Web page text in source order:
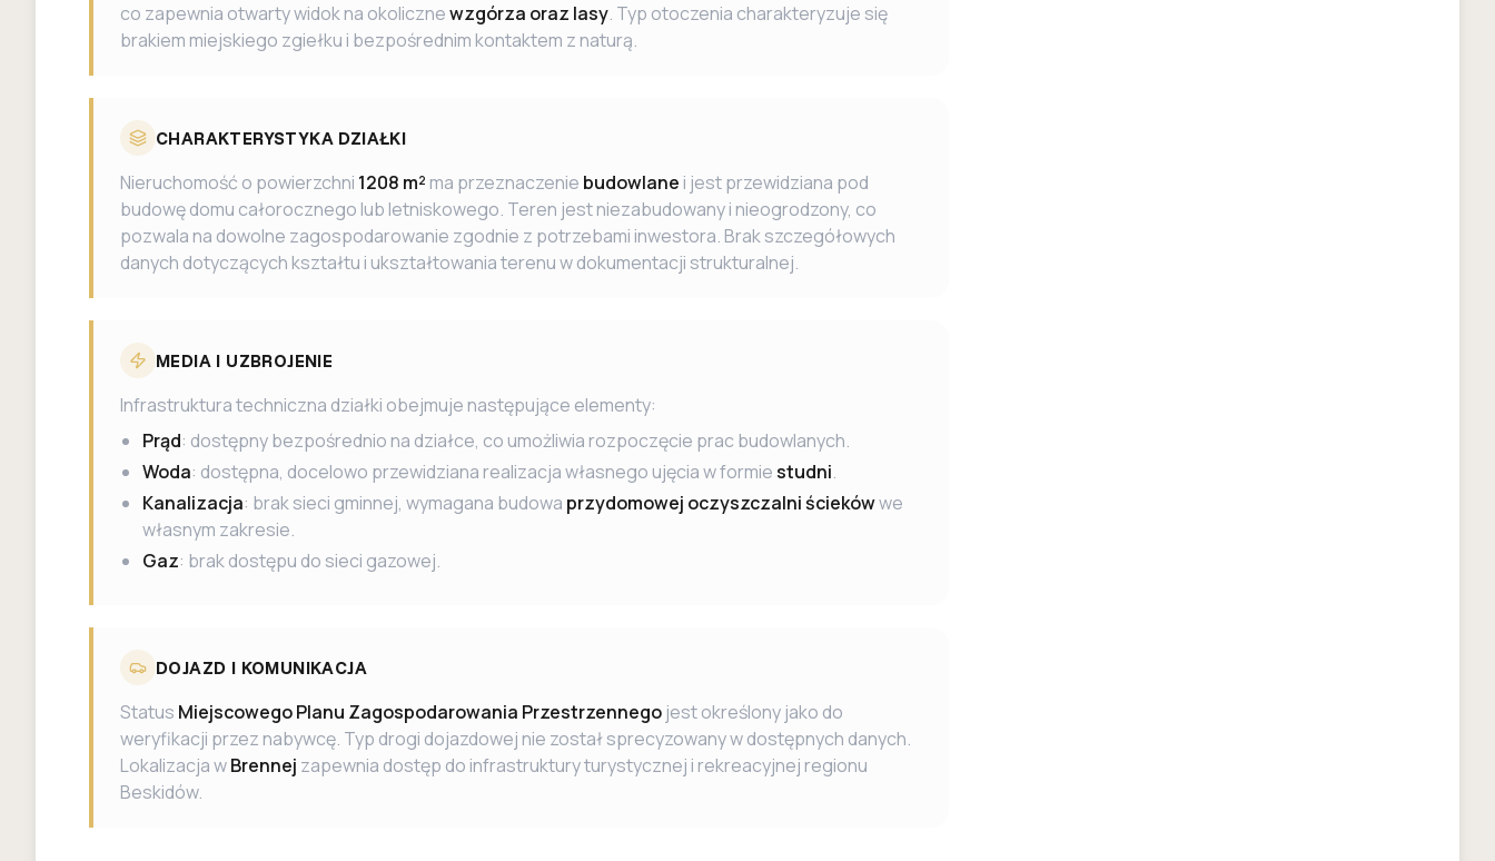
co zapewnia otwarty widok na okolicznewzgórza oraz lasy. Typ otoczenia charakteryzuje się
brakiem miejskiego zgiełku i bezpośrednim kontaktem z naturą.
CHARAKTERYSTYKA DZIAŁKI
Nieruchomość o powierzchni 1208 m² ma przeznaczenie budowlane i jest przewidziana pod
budowę domu całorocznego lub letniskowego. Teren jest niezabudowany i nieogrodzony, co
pozwala na dowolne zagospodarowanie zgodnie z potrzebami inwestora. Brak szczegółowych
danych dotyczących kształtu i ukształtowania terenu w dokumentacji strukturalnej.
MEDIA I UZBROJENIE
Infrastruktura techniczna działki obejmuje następujące elementy:
Prąd: dostępny bezpośrednio na działce, co umożliwia rozpoczęcie prac budowlanych.
Woda: dostępna, docelowo przewidziana realizacja własnego ujęcia w formiestudni.
Kanalizacja: brak sieci gminnej, wymagana budowa przydomowej oczyszczalni ściekówwe
własnym zakresie.
Gaz: brak dostępu do sieci gazowej.
DOJAZD I KOMUNIKACJA
Status Miejscowego Planu Zagospodarowania Przestrzennego jest określony jako do
weryfikacji przez nabywcę. Typ drogi dojazdowej nie został sprecyzowany w dostępnych danych.
Lokalizacja wBrennej zapewnia dostęp do infrastruktury turystycznej i rekreacyjnej regionu
Beskidów.